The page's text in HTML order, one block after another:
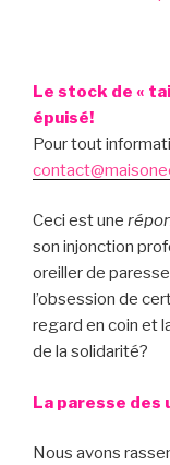
Le stock de «
épuisé!
Pour tout
Ceci est une
son injonction
oreiller de
l’obsession de
regard en coin et
de la solidarité?
La paresse des
Nous avons